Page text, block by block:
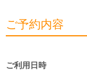
ご予約内容
ご利用日時